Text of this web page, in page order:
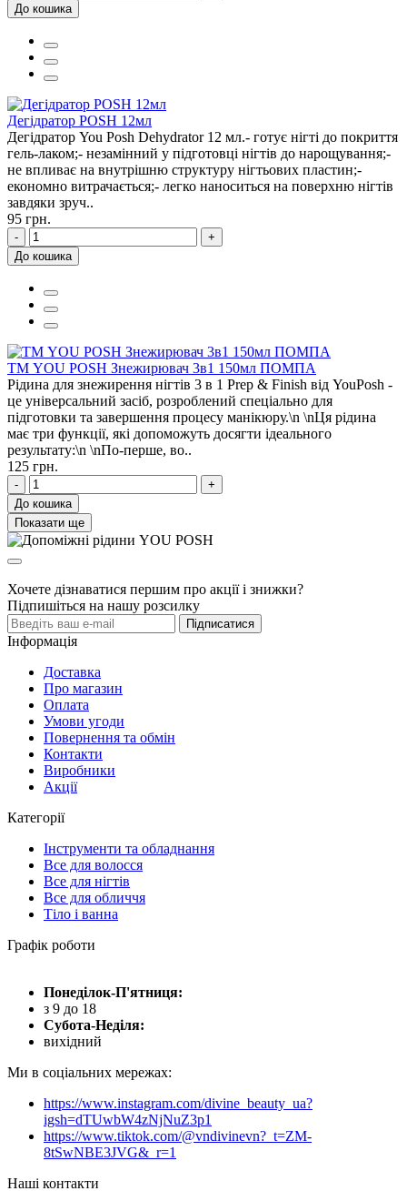
До кошика
Дегідратор POSH 12мл
Дегідратор You Posh Dehydrator 12 мл.- готує нігті до покриття
гель-лаком;- незамінний у підготовці нігтів до нарощування;-
не впливає на внутрішню структуру нігтьових пластин;-
економно витрачається;- легко наноситься на поверхню нігтів
завдяки зруч..
95 грн.
-
+
До кошика
ТМ YOU POSH Знежирювач 3в1 150мл ПОМПА
Рідина для знежирення нігтів 3 в 1 Prep & Finish від YouPosh -
це універсальний засіб, розроблений спеціально для
підготовки та завершення процесу манікюру.\n \nЦя рідина
має три функції, які допоможуть досягти ідеального
результату:\n \nПо-перше, во..
125 грн.
-
+
До кошика
Показати ще
Хочете дізнаватися першим про акції і знижки?
Підпишіться на нашу розсилку
Підписатися
Інформація
Доставка
Про магазин
Оплата
Умови угоди
Повернення та обмін
Контакти
Виробники
Акції
Категорії
Інструменти та обладнання
Все для волосся
Все для нігтів
Все для обличчя
Тіло і ванна
Графік роботи
Понеділок-П'ятниця:
з 9 до 18
Субота-Неділя:
вихідний
Ми в соціальних мережах:
https://www.instagram.com/divine_beauty_ua?
igsh=dTUwbW4zNjNuZ3p1
https://www.tiktok.com/@vndivinevn?_t=ZM-
8tSwNBE3JVG&_r=1
Наші контакти